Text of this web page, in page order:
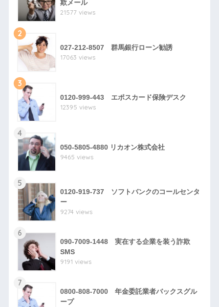
欺メール
21577 views
2
027-212-8507 群馬銀行ローン勧誘
17063 views
3
0120-999-443 エポスカード保険デスク
12395 views
4
050-5805-4880 リカオン株式会社
9465 views
5
0120-919-737 ソフトバンクのコールセンタ
ー
9274 views
6
090-7009-1448 実在する企業を装う詐欺
SMS
9191 views
7
0800-808-7000 年金委託業者バックスグル
ープ